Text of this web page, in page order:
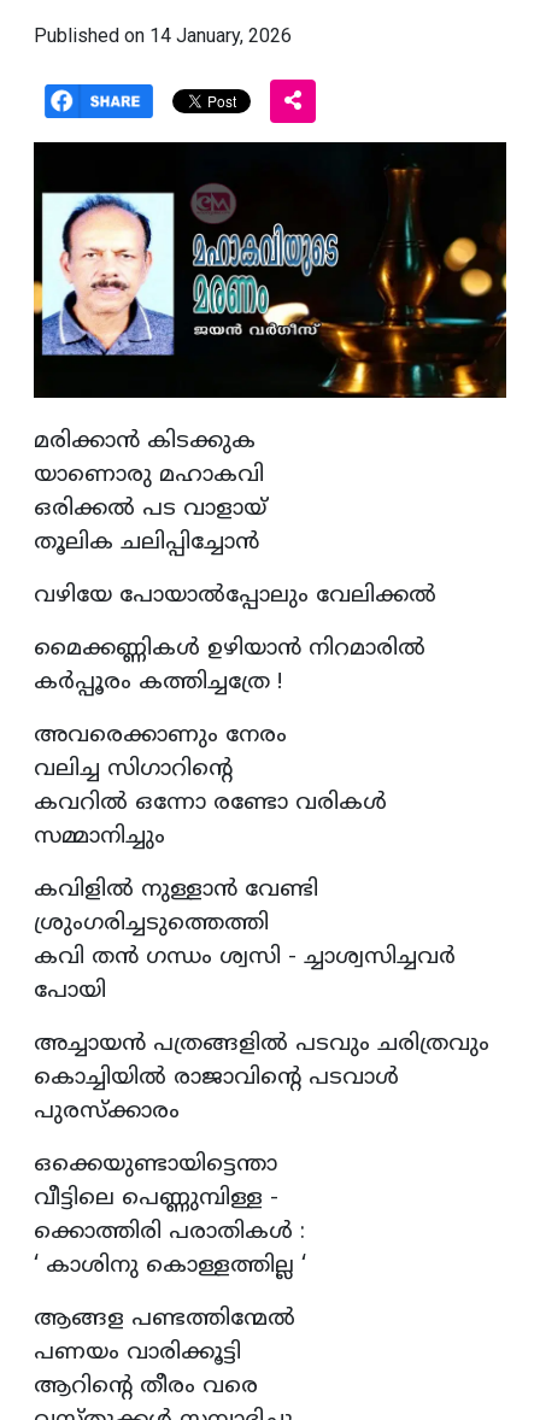
Published on 14 January, 2026
മരിക്കാൻ കിടക്കുക
യാണൊരു മഹാകവി
ഒരിക്കൽ പട വാളായ്‌
തൂലിക ചലിപ്പിച്ചോൻ
വഴിയേ പോയാൽപ്പോലും വേലിക്കൽ
മൈക്കണ്ണികൾ ഉഴിയാൻ നിറമാരിൽ
കർപ്പൂരം കത്തിച്ചത്രേ !
അവരെക്കാണും നേരം
വലിച്ച സിഗാറിന്റെ
കവറിൽ ഒന്നോ രണ്ടോ വരികൾ
സമ്മാനിച്ചും
കവിളിൽ നുള്ളാൻ വേണ്ടി
ശ്രുംഗരിച്ചടുത്തെത്തി
കവി തൻ ഗന്ധം ശ്വസി - ച്ചാശ്വസിച്ചവർ
പോയി
അച്ചായൻ പത്രങ്ങളിൽ പടവും ചരിത്രവും
കൊച്ചിയിൽ രാജാവിന്റെ പടവാൾ
പുരസ്ക്കാരം
ഒക്കെയുണ്ടായിട്ടെന്താ
വീട്ടിലെ പെണ്ണുമ്പിള്ള -
ക്കൊത്തിരി പരാതികൾ :
‘ കാശിനു കൊള്ളത്തില്ല ‘
ആങ്ങള പണ്ടത്തിന്മേൽ
പണയം വാരിക്കൂട്ടി
ആറിന്റെ തീരം വരെ